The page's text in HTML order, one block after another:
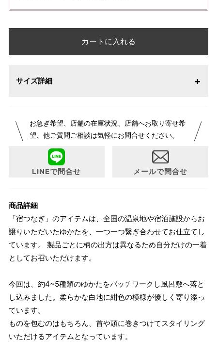
カートに入れる
サイズ詳細
お急ぎ希望、店舗の在庫状況、店舗へお取り寄せ希
望、他ご質問ご相談は気軽にお問合せください。
LINEで問合せ メールで問合せ
商品詳細
「宿つなぎ」のアイテムは、全国の温泉地や宿泊施設からお
譲りいただいたゆかたを、一つ一つ繋ぎ合わせてお仕立てし
ています。 製品ごとに柄の出方は異なるため自分だけの一着
としてお召いただけます。
今回は、約4~5種類のゆかたをパッチワークし風呂敷へ落と
し込みました。柔らかな白地に紺色の模様が優しく寄り添っ
ています。
ものを包むのはもちろん、首や頭に巻きつけてスタイリング
いただけるアイテムとなっています。